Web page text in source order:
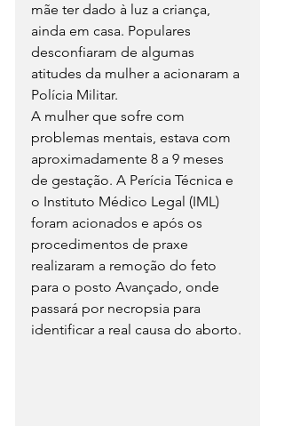
mãe ter dado à luz a criança,
ainda em casa. Populares
desconfiaram de algumas
atitudes da mulher a acionaram a
Polícia Militar.
A mulher que sofre com
problemas mentais, estava com
aproximadamente 8 a 9 meses
de gestação. A Perícia Técnica e
o Instituto Médico Legal (IML)
foram acionados e após os
procedimentos de praxe
realizaram a remoção do feto
para o posto Avançado, onde
passará por necropsia para
identificar a real causa do aborto.